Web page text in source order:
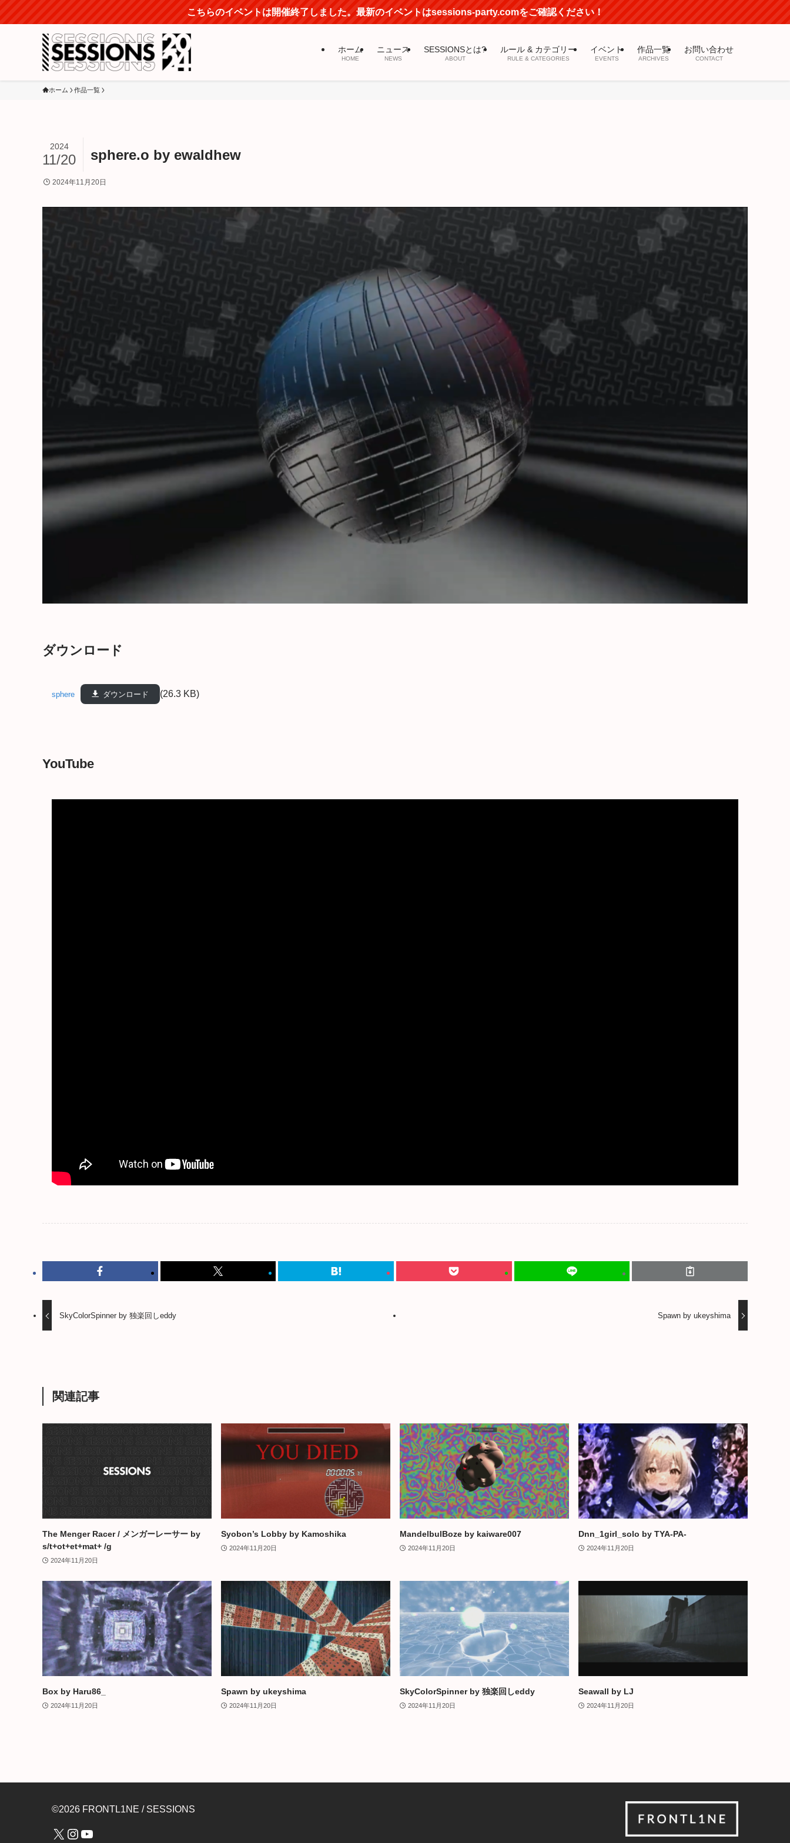
こちらのイベントは開催終了しました。最新のイベントはsessions-party.comをご確認ください！
ホーム
HOME
ニュース
NEWS
SESSIONSとは?
ABOUT
ルール & カテゴリー
RULE & CATEGORIES
イベント
EVENTS
作品一覧
ARCHIVES
お問い合わせ
CONTACT
ホーム 作品一覧
sphere.o by ewaldhew
2024
11/20
2024年11月20日
ダウンロード
sphere ダウンロード (26.3 KB)
YouTube
SkyColorSpinner by 独楽回しeddy Spawn by ukeyshima
関連記事
The Menger Racer / メンガーレーサー by
s/t+ot+et+mat+ /g
2024年11月20日
Syobon’s Lobby by Kamoshika
2024年11月20日
MandelbulBoze by kaiware007
2024年11月20日
Dnn_1girl_solo by TYA-PA-
2024年11月20日
Box by Haru86_
2024年11月20日
Spawn by ukeyshima
2024年11月20日
SkyColorSpinner by 独楽回しeddy
2024年11月20日
Seawall by LJ
2024年11月20日
©2026 FRONTL1NE / SESSIONS
X Instagram
YouTube